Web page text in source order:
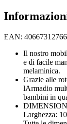
EAN:
Il nostro
e di facile
melaminica.
Grazie alle
lArmadio
bambini in
Larghezza: